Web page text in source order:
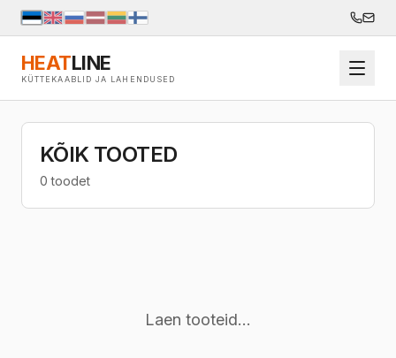
HEATLINE
KÜTTEKAABLID JA LAHENDUSED
KÕIK TOOTED
0 toodet
Laen tooteid...